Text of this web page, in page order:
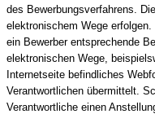
des Bewerbungsverfahrens.
elektronischem Wege
ein Bewerber entsprechende
elektronischen Wege,
Internetseite befindliches
Verantwortlichen übermittelt.
Verantwortliche einen